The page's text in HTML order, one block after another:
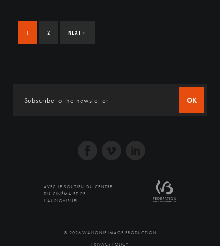
1 2 NEXT ›
OK
AVEC LE SOUTIEN DU CENTRE
DU CINÉMA ET DE
L'AUDIOVISUEL
© 2026 WALLONIE IMAGE PRODUCTION
PRIVACY POLICY